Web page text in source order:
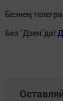
Безнең
Без "Дзен"да! Д